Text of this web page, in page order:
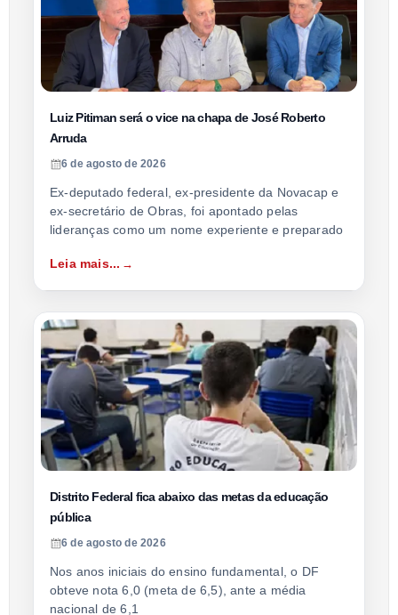
Luiz Pitiman será o vice na chapa de José Roberto
Arruda
6 de agosto de 2026
Ex-deputado federal, ex-presidente da Novacap e
ex-secretário de Obras, foi apontado pelas
lideranças como um nome experiente e preparado
Leia mais...
Distrito Federal fica abaixo das metas da educação
pública
6 de agosto de 2026
Nos anos iniciais do ensino fundamental, o DF
obteve nota 6,0 (meta de 6,5), ante a média
nacional de 6,1